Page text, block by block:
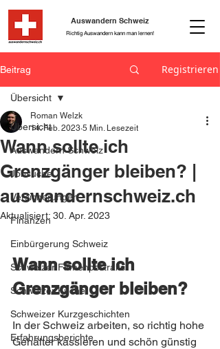
Richtig Auswandern kann man lernen!
Auswandern Schweiz
Beitrag Registrieren
Übersicht
Auswandern Schweiz
Jobsuche
Versicherungen
Finanzen
Einbürgerung Schweiz
Schweizer Firmenportraits
Schweizer Küche
Schweizer Kurzgeschichten
Erfahrungsberichte
Übersicht
Wann sollte ich
Grenzgänger bleiben? |
auswandernschweiz.ch
Roman Welzk
14. Feb. 2023 5 Min. Lesezeit
Aktualisiert: 30. Apr. 2023
Wann sollte ich
Grenzgänger bleiben?
In der Schweiz arbeiten, so richtig hohe
Gehälter kassieren und schön günstig